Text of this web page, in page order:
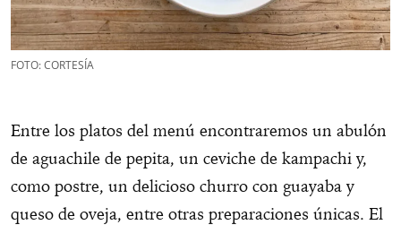
FOTO: CORTESÍA
Entre los platos del menú encontraremos un abulón
de aguachile de pepita, un ceviche de kampachi y,
como postre, un delicioso churro con guayaba y
queso de oveja, entre otras preparaciones únicas. El